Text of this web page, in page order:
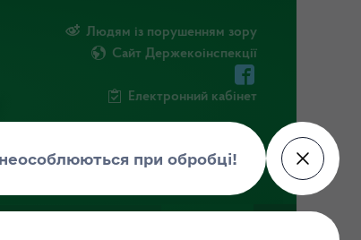
Людям із порушенням зору
Сайт Держекоінспекції
Електронний кабінет